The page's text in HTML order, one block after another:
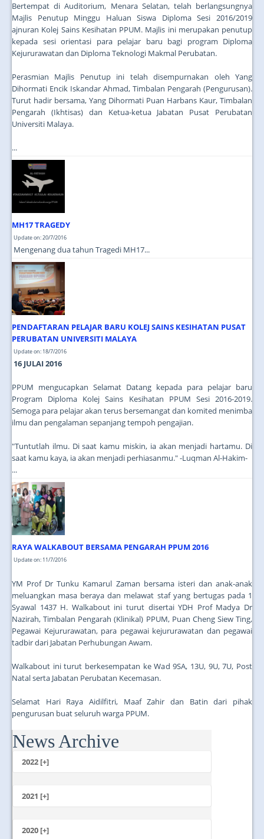
Bertempat di Auditorium, Menara Selatan, telah berlangsungnya
Majlis Penutup Minggu Haluan Siswa Diploma Sesi 2016/2019
ajnuran Kolej Sains Kesihatan PPUM. Majlis ini merupakan penutup
kepada sesi orientasi para pelajar baru bagi program Diploma
Kejururawatan dan Diploma Teknologi Makmal Perubatan.
Perasmian Majlis Penutup ini telah disempurnakan oleh Yang
Dihormati Encik Iskandar Ahmad, Timbalan Pengarah (Pengurusan).
Turut hadir bersama, Yang Dihormati Puan Harbans Kaur, Timbalan
Pengarah (Ikhtisas) dan Ketua-ketua Jabatan Pusat Perubatan
Universiti Malaya.
...
MH17 TRAGEDY
Update on: 20/7/2016
Mengenang dua tahun Tragedi MH17...
PENDAFTARAN PELAJAR BARU KOLEJ SAINS KESIHATAN PUSAT
PERUBATAN UNIVERSITI MALAYA
Update on: 18/7/2016
16 JULAI 2016
PPUM mengucapkan Selamat Datang kepada para pelajar baru
Program Diploma Kolej Sains Kesihatan PPUM Sesi 2016-2019.
Semoga para pelajar akan terus bersemangat dan komited menimba
ilmu dan pengalaman sepanjang tempoh pengajian.
"Tuntutlah ilmu. Di saat kamu miskin, ia akan menjadi hartamu. Di
saat kamu kaya, ia akan menjadi perhiasanmu." -Luqman Al-Hakim-
...
RAYA WALKABOUT BERSAMA PENGARAH PPUM 2016
Update on: 11/7/2016
YM Prof Dr Tunku Kamarul Zaman bersama isteri dan anak-anak
meluangkan masa beraya dan melawat staf yang bertugas pada 1
Syawal 1437 H. Walkabout ini turut disertai YDH Prof Madya Dr
Nazirah, Timbalan Pengarah (Klinikal) PPUM, Puan Cheng Siew Ting,
Pegawai Kejururawatan, para pegawai kejururawatan dan pegawai
tadbir dari Jabatan Perhubungan Awam.
Walkabout ini turut berkesempatan ke Wad 9SA, 13U, 9U, 7U, Post
Natal serta Jabatan Perubatan Kecemasan.
Selamat Hari Raya Aidilfitri, Maaf Zahir dan Batin dari pihak
pengurusan buat seluruh warga PPUM.
...
News Archive
2022 [+]
2021 [+]
October
2020 [+]